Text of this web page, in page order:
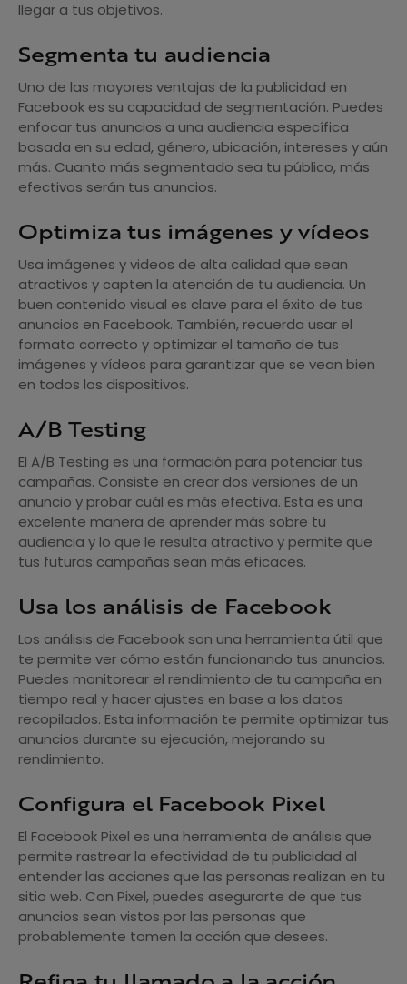
llegar a tus objetivos.
Segmenta tu audiencia
Uno de las mayores ventajas de la publicidad en
Facebook es su capacidad de segmentación. Puedes
enfocar tus anuncios a una audiencia específica
basada en su edad, género, ubicación, intereses y aún
más. Cuanto más segmentado sea tu público, más
efectivos serán tus anuncios.
Optimiza tus imágenes y vídeos
Usa imágenes y videos de alta calidad que sean
atractivos y capten la atención de tu audiencia. Un
buen contenido visual es clave para el éxito de tus
anuncios en Facebook. También, recuerda usar el
formato correcto y optimizar el tamaño de tus
imágenes y vídeos para garantizar que se vean bien
en todos los dispositivos.
A/B Testing
El A/B Testing es una formación para potenciar tus
campañas. Consiste en crear dos versiones de un
anuncio y probar cuál es más efectiva. Esta es una
excelente manera de aprender más sobre tu
audiencia y lo que le resulta atractivo y permite que
tus futuras campañas sean más eficaces.
Usa los análisis de Facebook
Los análisis de Facebook son una herramienta útil que
te permite ver cómo están funcionando tus anuncios.
Puedes monitorear el rendimiento de tu campaña en
tiempo real y hacer ajustes en base a los datos
recopilados. Esta información te permite optimizar tus
anuncios durante su ejecución, mejorando su
rendimiento.
Configura el Facebook Pixel
El Facebook Pixel es una herramienta de análisis que
permite rastrear la efectividad de tu publicidad al
entender las acciones que las personas realizan en tu
sitio web. Con Pixel, puedes asegurarte de que tus
anuncios sean vistos por las personas que
probablemente tomen la acción que desees.